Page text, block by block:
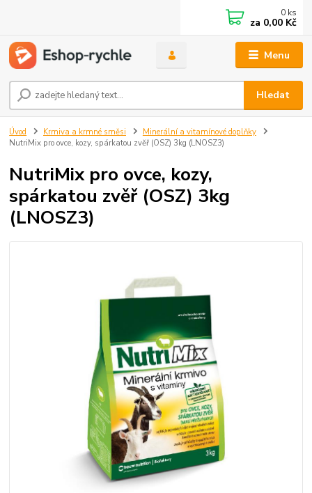
Menu
Hledat
0 ks
za 0,00 Kč
Úvod Krmiva a krmné směsi
Minerální a vitamínové doplňky
NutriMix pro ovce, kozy, spárkatou zvěř (OSZ) 3kg (LNOSZ3)
NutriMix pro ovce, kozy,
spárkatou zvěř (OSZ) 3kg
(LNOSZ3)